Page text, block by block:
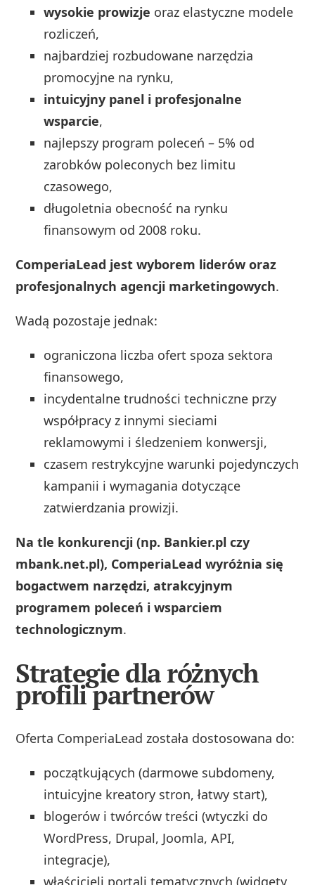
wysokie prowizje oraz elastyczne modele
rozliczeń,
najbardziej rozbudowane narzędzia
promocyjne na rynku,
intuicyjny panel i profesjonalne
wsparcie,
najlepszy program poleceń – 5% od
zarobków poleconych bez limitu
czasowego,
długoletnia obecność na rynku
finansowym od 2008 roku.
ComperiaLead jest wyborem liderów oraz
profesjonalnych agencji marketingowych.
Wadą pozostaje jednak:
ograniczona liczba ofert spoza sektora
finansowego,
incydentalne trudności techniczne przy
współpracy z innymi sieciami
reklamowymi i śledzeniem konwersji,
czasem restrykcyjne warunki pojedynczych
kampanii i wymagania dotyczące
zatwierdzania prowizji.
Na tle konkurencji (np. Bankier.pl czy
mbank.net.pl), ComperiaLead wyróżnia się
bogactwem narzędzi, atrakcyjnym
programem poleceń i wsparciem
technologicznym.
Strategie dla różnych
profili partnerów
Oferta ComperiaLead została dostosowana do:
początkujących (darmowe subdomeny,
intuicyjne kreatory stron, łatwy start),
blogerów i twórców treści (wtyczki do
WordPress, Drupal, Joomla, API,
integracje),
właścicieli portali tematycznych (widgety